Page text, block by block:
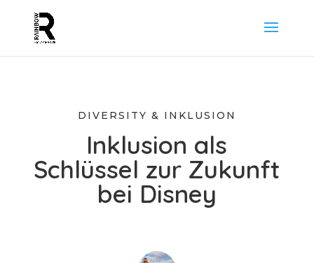
DIVERSITY & INKLUSION
Inklusion als
Schlüssel zur Zukunft
bei Disney